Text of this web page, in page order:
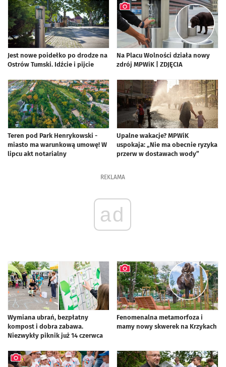
Jest nowe poidełko po drodze na
Ostrów Tumski. Idźcie i pijcie
Na Placu Wolności działa nowy
zdrój MPWiK | ZDJĘCIA
Teren pod Park Henrykowski -
miasto ma warunkową umowę! W
lipcu akt notarialny
Upalne wakacje? MPWiK
uspokaja: „Nie ma obecnie ryzyka
przerw w dostawach wody”
REKLAMA
ad
Wymiana ubrań, bezpłatny
kompost i dobra zabawa.
Niezwykły piknik już 14 czerwca
Fenomenalna metamorfoza i
mamy nowy skwerek na Krzykach